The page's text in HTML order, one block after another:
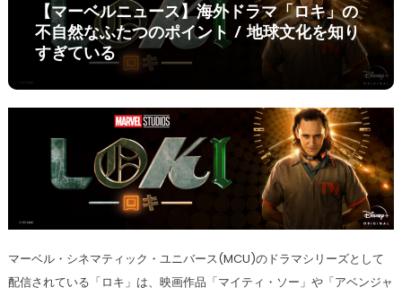
【マーベルニュース】海外ドラマ「ロキ」の
不自然なふたつのポイント / 地球文化を知り
すぎている
マーベル・シネマティック・ユニバース(MCU)のドラマシリーズとして
配信されている「ロキ」は、映画作品「マイティ・ソー」や「アベンジャ